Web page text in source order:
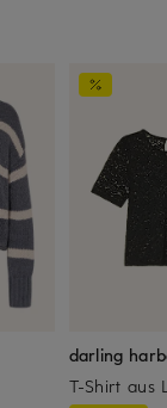
darling
T-Shirt aus